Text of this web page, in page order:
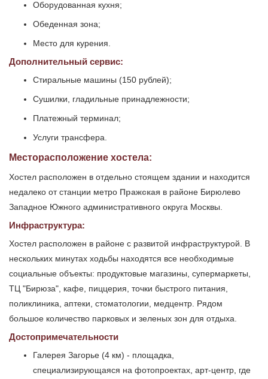
Оборудованная кухня;
Обеденная зона;
Место для курения.
Дополнительный сервис:
Стиральные машины (150 рублей);
Сушилки, гладильные принадлежности;
Платежный терминал;
Услуги трансфера.
Месторасположение хостела:
Хостел расположен в отдельно стоящем здании и находится
недалеко от станции метро Пражская в районе Бирюлево
Западное Южного административного округа Москвы.
Инфраструктура:
Хостел расположен в районе с развитой инфраструктурой. В
нескольких минутах ходьбы находятся все необходимые
социальные объекты: продуктовые магазины, супермаркеты,
ТЦ "Бирюза", кафе, пиццерия, точки быстрого питания,
поликлиника, аптеки, стоматологии, медцентр. Рядом
большое количество парковых и зеленых зон для отдыха.
Достопримечательности
Галерея Загорье (4 км) - площадка,
специализирующаяся на фотопроектах, арт-центр, где